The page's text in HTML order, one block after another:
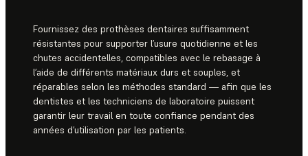
Fournissez des prothèses dentaires suffisamment
résistantes pour supporter l’usure quotidienne et les
chutes accidentelles, compatibles avec le rebasage à
l’aide de différents matériaux durs et souples, et
réparables selon les méthodes standard — afin que les
dentistes et les techniciens de laboratoire puissent
garantir leur travail en toute confiance pendant des
années d’utilisation par les patients.